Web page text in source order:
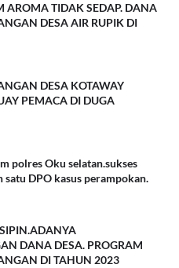
AROMA TIDAK SEDAP. DANA
DESA AIR RUPIK DI
DESA KOTAWAY
PEMACA DI DUGA
polres Oku selatan.sukses
satu DPO kasus perampokan.
DANA DESA. PROGRAM
DI TAHUN 2023